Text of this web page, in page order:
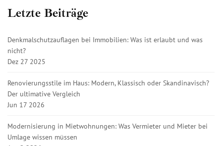
Letzte Beiträge
Denkmalschutzauflagen bei Immobilien: Was ist erlaubt und was
nicht?
Dez 27 2025
Renovierungsstile im Haus: Modern, Klassisch oder Skandinavisch?
Der ultimative Vergleich
Jun 17 2026
Modernisierung in Mietwohnungen: Was Vermieter und Mieter bei
Umlage wissen müssen